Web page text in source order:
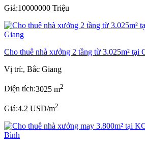
Giá:10000000 Triệu
Cho thuê nhà xưởng 2 tầng từ 3.025m²
Vị trí:, Bắc Giang
Diện tích:3025 m2
Giá:4.2 USD/m2